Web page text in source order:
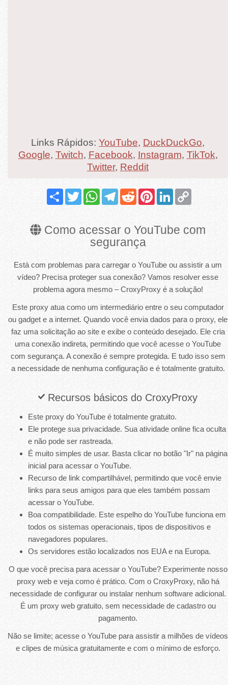
Links Rápidos: YouTube, DuckDuckGo,
Google, Twitch, Facebook, Instagram, TikTok,
Twitter, Reddit
ShareTwitterWhatsAppTelegram
RedditPinterestLinkedInCopy
Como acessar o YouTube com
segurança
Está com problemas para carregar o YouTube ou assistir a um
vídeo? Precisa proteger sua conexão? Vamos resolver esse
problema agora mesmo – CroxyProxy é a solução!
Este proxy atua como um intermediário entre o seu computador
ou gadget e a internet. Quando você envia dados para o proxy, ele
faz uma solicitação ao site e exibe o conteúdo desejado. Ele cria
uma conexão indireta, permitindo que você acesse o YouTube
com segurança. A conexão é sempre protegida. E tudo isso sem
a necessidade de nenhuma configuração e é totalmente gratuito.
Recursos básicos do CroxyProxy
Este proxy do YouTube é totalmente gratuito.
Ele protege sua privacidade. Sua atividade online fica oculta
e não pode ser rastreada.
É muito simples de usar. Basta clicar no botão "Ir" na página
inicial para acessar o YouTube.
Recurso de link compartilhável, permitindo que você envie
links para seus amigos para que eles também possam
acessar o YouTube.
Boa compatibilidade. Este espelho do YouTube funciona em
todos os sistemas operacionais, tipos de dispositivos e
navegadores populares.
Os servidores estão localizados nos EUA e na Europa.
O que você precisa para acessar o YouTube? Experimente nosso
proxy web e veja como é prático. Com o CroxyProxy, não há
necessidade de configurar ou instalar nenhum software adicional.
É um proxy web gratuito, sem necessidade de cadastro ou
pagamento.
Não se limite; acesse o YouTube para assistir a milhões de vídeos
e clipes de música gratuitamente e com o mínimo de esforço.